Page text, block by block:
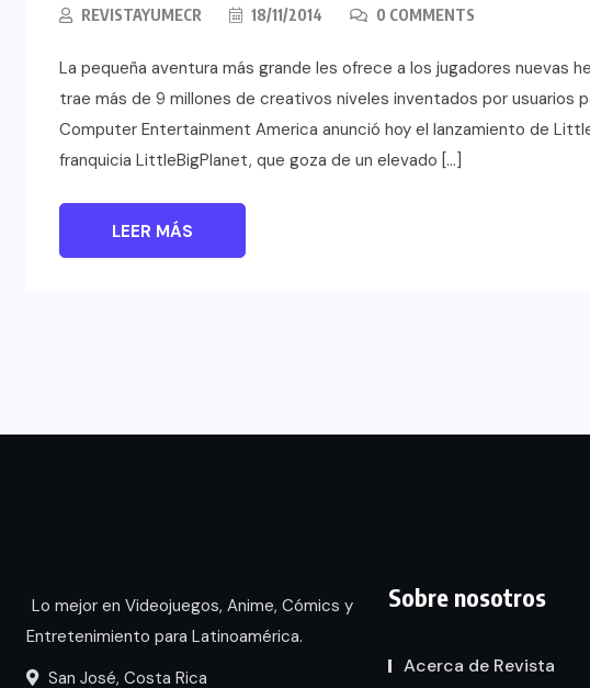
REVISTAYUMECR 18/11/2014 0 COMMENTS
La pequeña aventura más grande les ofrece a los jugadores nuevas
trae más de 9 millones de creativos niveles inventados por usuarios
Computer Entertainment America anunció hoy el lanzamiento de
franquicia LittleBigPlanet, que goza de un elevado […]
LEER MÁS
Lo mejor en Videojuegos, Anime, Cómics y
Entretenimiento para Latinoamérica.
San José, Costa Rica
Sobre nosotros
Acerca de Revista